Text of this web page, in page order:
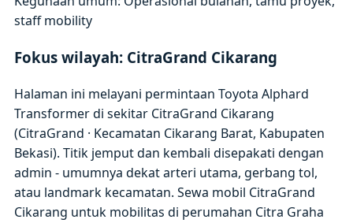
staff mobility
Fokus wilayah: CitraGrand Cikarang
Halaman ini melayani permintaan Toyota Alphard
Transformer di sekitar CitraGrand Cikarang
(CitraGrand · Kecamatan Cikarang Barat, Kabupaten
Bekasi). Titik jemput dan kembali disepakati dengan
admin - umumnya dekat arteri utama, gerbang tol,
atau landmark kecamatan. Sewa mobil CitraGrand
Cikarang untuk mobilitas di perumahan Citra Graha